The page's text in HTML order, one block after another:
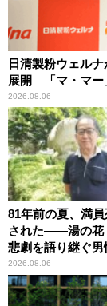
日清製粉ウェル
展開 「マ・マー
2026.08.06
81年前の夏、満
された――湯の花
悲劇を語り継ぐ男
2026.08.06